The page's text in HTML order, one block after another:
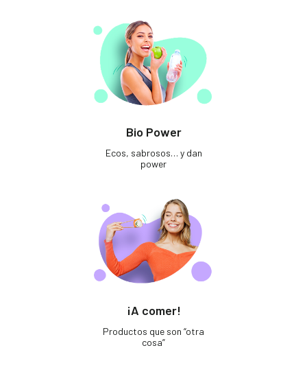
Bio Power
Ecos, sabrosos… y dan
power
¡A comer!
Productos que son “otra
cosa”